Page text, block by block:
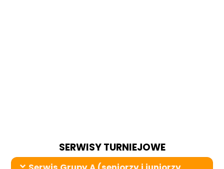
SERWISY TURNIEJOWE